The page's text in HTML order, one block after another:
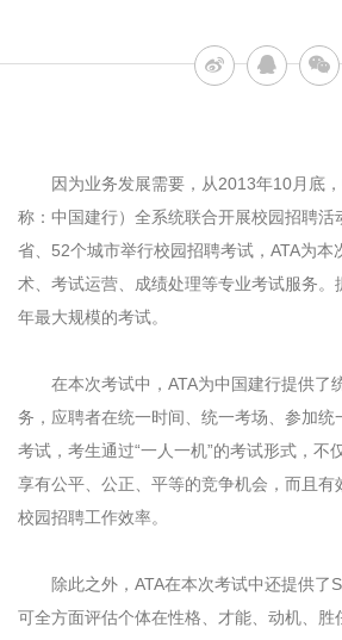
因为业务发展需要，从2013年10月底，
称：中国建行）全系统联合开展校园招聘活
省、52个城市举行校园招聘考试，ATA为本
术、考试运营、成绩处理等专业考试服务。
年最大规模的考试。
在本次考试中，ATA为中国建行提供了
务，应聘者在统一时间、统一考场、参加统
考试，考生通过“一人一机”的考试形式，不
享有公平、公正、平等的竞争机会，而且有
校园招聘工作效率。
除此之外，ATA在本次考试中还提供了
可全方面评估个体在性格、才能、动机、胜